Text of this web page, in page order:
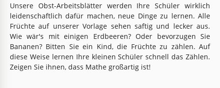
Unsere Obst-Arbeitsblätter werden Ihre Schüler wirklich
leidenschaftlich dafür machen, neue Dinge zu lernen. Alle
Früchte auf unserer Vorlage sehen saftig und lecker aus.
Wie wär's mit einigen Erdbeeren? Oder bevorzugen Sie
Bananen? Bitten Sie ein Kind, die Früchte zu zählen. Auf
diese Weise lernen Ihre kleinen Schüler schnell das Zählen.
Zeigen Sie ihnen, dass Mathe großartig ist!